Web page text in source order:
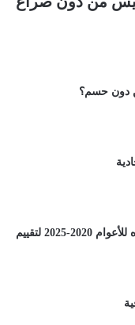
دون حسم؟
مركز البيدر يطلق تقريره للأعوام 2020-2025 لتقييم